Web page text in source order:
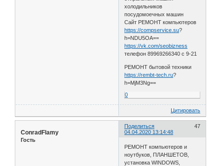
холодильников
посудомоечных машин
Сайт РЕМОНТ компьютеров
https://compservice.su?
h=NDU5OA==
https://vk.com/seobizness
телефон 89969266340 с 9-21
РЕМОНТ бытовой техники
https://rembt-tech.ru?
h=MjM3Ng==
0
Цитировать
Поделиться
47
04.04.2020 13:14:48
ConradFlamy
Гость
РЕМОНТ компьютеров и
ноутбуков, ПЛАНШЕТОВ,
установка WINDOWS,